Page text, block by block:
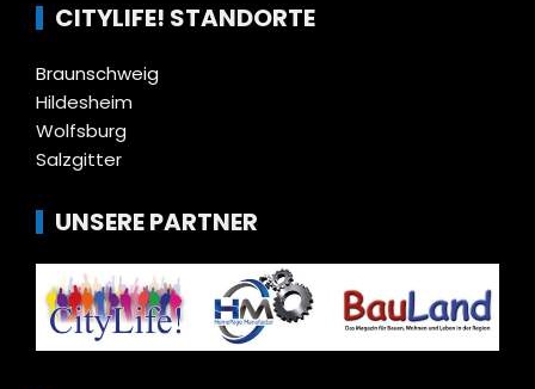
CITYLIFE! STANDORTE
Braunschweig
Hildesheim
Wolfsburg
Salzgitter
UNSERE PARTNER